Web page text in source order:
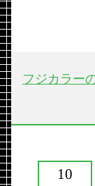
フジカラー
10